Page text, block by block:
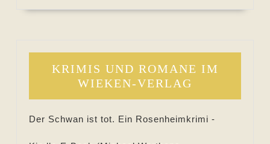
KRIMIS UND ROMANE IM
WIEKEN-VERLAG
Der Schwan ist tot. Ein Rosenheimkrimi -